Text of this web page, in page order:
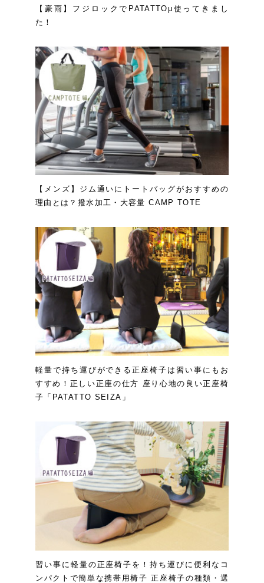
【豪雨】フジロックでPATATTOμ使ってきまし
た！
【メンズ】ジム通いにトートバッグがおすすめの
理由とは？撥水加工・大容量 CAMP TOTE
軽量で持ち運びができる正座椅子は習い事にもお
すすめ！正しい正座の仕方 座り心地の良い正座椅
子「PATATTO SEIZA」
習い事に軽量の正座椅子を！持ち運びに便利なコ
ンパクトで簡単な携帯用椅子 正座椅子の種類・選